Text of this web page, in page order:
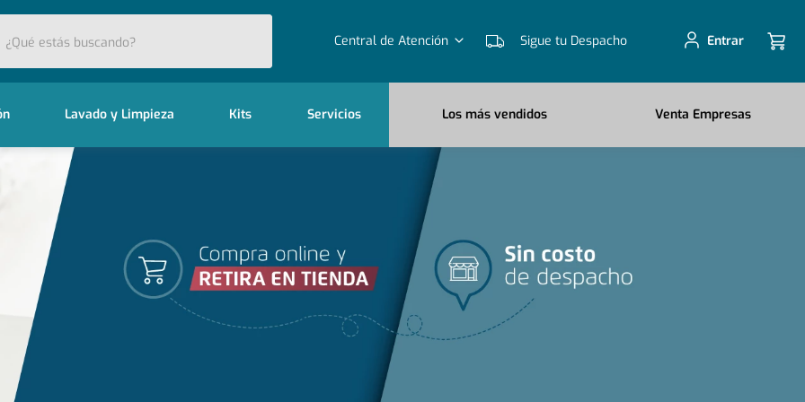
buscando?
Central de Atención Sigue tu Despacho Entrar
Lavado y Limpieza Kits Servicios Los más vendidos Venta Empresas